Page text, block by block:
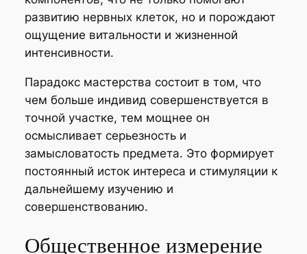
развитию нервных клеток, но и порождают
ощущение витальности и жизненной
интенсивности.
Парадокс мастерства состоит в том, что
чем больше индивид совершенствуется в
точной участке, тем мощнее он
осмысливает серьезность и
замысловатость предмета. Это формирует
постоянный исток интереса и стимуляции к
дальнейшему изучению и
совершенствованию.
Общественное измерение